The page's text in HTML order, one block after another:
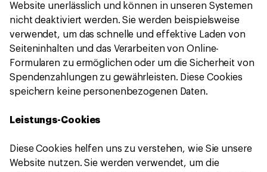
Website unerlässlich und können in unseren Systemen
nicht deaktiviert werden. Sie werden beispielsweise
verwendet, um das schnelle und effektive Laden von
Seiteninhalten und das Verarbeiten von Online-
Formularen zu ermöglichen oder um die Sicherheit von
Spendenzahlungen zu gewährleisten. Diese Cookies
speichern keine personenbezogenen Daten.
Leistungs-Cookies
Diese Cookies helfen uns zu verstehen, wie Sie unsere
Website nutzen. Sie werden verwendet, um die